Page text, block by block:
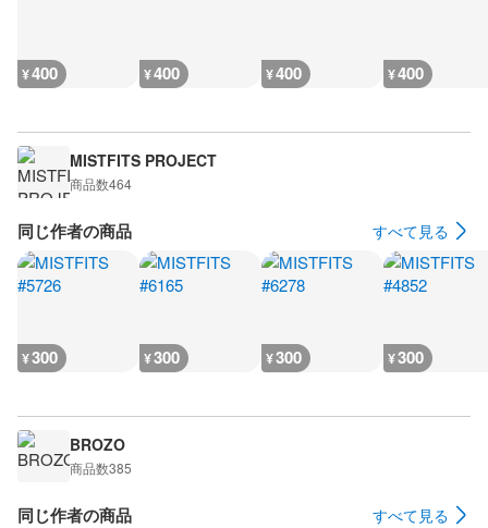
¥400 ¥400 ¥400 ¥400
MISTFITS PROJECT
商品数464
同じ作者の商品 すべて見る
¥300 ¥300 ¥300 ¥300
BROZO
商品数385
同じ作者の商品 すべて見る